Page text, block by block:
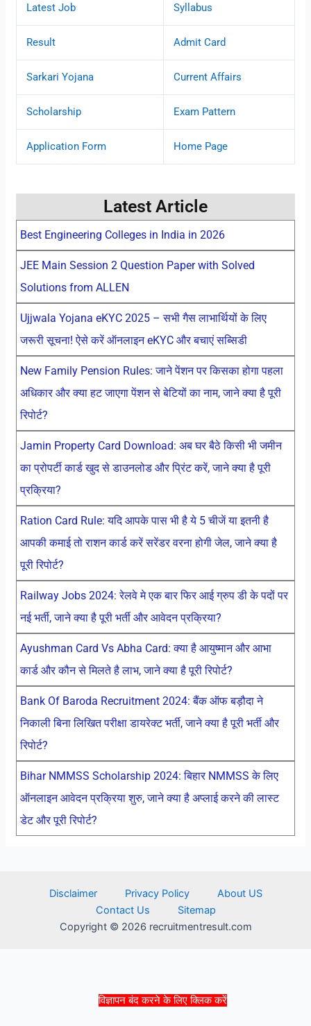
विज्ञापन बंद करने के लिए क्लिक करें
Latest Job Syllabus
Result Admit Card
Sarkari Yojana Current Affairs
Scholarship Exam Pattern
Application Form Home Page
Latest Article
Best Engineering Colleges in India in 2026
JEE Main Session 2 Question Paper with Solved
Solutions from ALLEN
Ujjwala Yojana eKYC 2025 – सभी गैस लाभार्थियों के लिए
जरूरी सूचना! ऐसे करें ऑनलाइन eKYC और बचाएं सब्सिडी
New Family Pension Rules: जाने पेंशन पर किसका होगा पहला
अधिकार और क्या हट जाएगा पेंशन से बेटियों का नाम, जाने क्या है पूरी
रिपोर्ट?
Jamin Property Card Download: अब घर बैठे किसी भी जमीन
का प्रोपर्टी कार्ड खुद से डाउनलोड और प्रिंट करें, जाने क्या है पूरी
प्रक्रिया?
Ration Card Rule: यदि आपके पास भी है ये 5 चीजें या इतनी है
आपकी कमाई तो राशन कार्ड करें सरेंडर वरना होगी जेल, जाने क्या है
पूरी रिपोर्ट?
Railway Jobs 2024: रेलवे मे एक बार फिर आई ग्रुप डी के पदों पर
नई भर्ती, जाने क्या है पूरी भर्ती और आवेदन प्रक्रिया?
Ayushman Card Vs Abha Card: क्या है आयुष्मान और आभा
कार्ड और कौन से मिलते है लाभ, जाने क्या है पूरी रिपोर्ट?
Bank Of Baroda Recruitment 2024: बैंक ऑफ बड़ौदा ने
निकाली बिना लिखित परीक्षा डायरेक्ट भर्ती, जाने क्या है पूरी भर्ती और
रिपोर्ट?
Bihar NMMSS Scholarship 2024: बिहार NMMSS के लिए
ऑनलाइन आवेदन प्रक्रिया शुरु, जाने क्या है अप्लाई करने की लास्ट
डेट और पूरी रिपोर्ट?
Disclaimer Privacy Policy
About US
Contact Us
Sitemap
Copyright © 2026 recruitmentresult.com